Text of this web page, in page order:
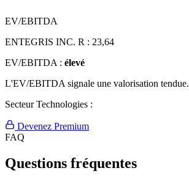
EV/EBITDA
ENTEGRIS INC. R : 23,64
EV/EBITDA : élevé
L'EV/EBITDA signale une valorisation tendue.
Secteur Technologies :
Devenez Premium
FAQ
Questions fréquentes